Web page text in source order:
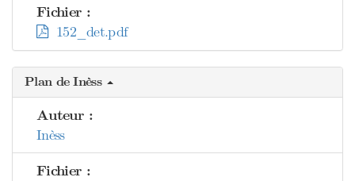
Fichier :
152_det.pdf
Plan de Inèss
Auteur :
Inèss
Fichier :